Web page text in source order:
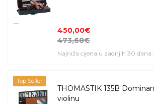
450,00€
473,68€
Najniža cijena u zadnjih 30
Top Seller
THOMASTIK 135B
violinu